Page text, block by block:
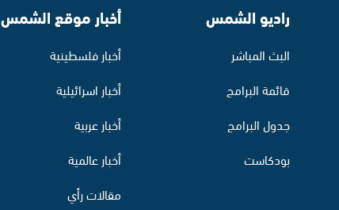
راديو الشمس
البث المباشر
قائمة البرامج
جدول البرامج
بودكاست
أخبار موقع الشمس
أخبار فلسطينية
أخبار اسرائيلية
أخبار عربية
أخبار عالمية
مقالات رأي